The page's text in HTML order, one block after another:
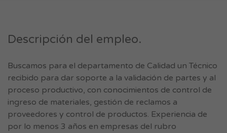
Descripción del empleo.
Buscamos para el departamento de Calidad un Técnico
recibido para dar soporte a la validación de partes y al
proceso productivo, con conocimientos de control de
ingreso de materiales, gestión de reclamos a
proveedores y control de productos. Experiencia de
por lo menos 3 años en empresas del rubro